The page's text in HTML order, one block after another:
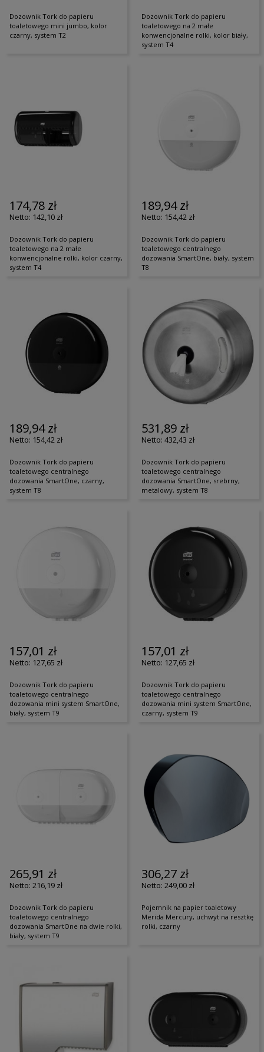
Dozownik Tork do papieru
toaletowego mini jumbo, kolor
czarny, system T2
Dozownik Tork do papieru
toaletowego na 2 małe
konwencjonalne rolki, kolor biały,
system T4
174,78 zł
142,10 zł
Dozownik Tork do papieru
toaletowego na 2 małe
konwencjonalne rolki, kolor czarny,
system T4
189,94 zł
154,42 zł
Dozownik Tork do papieru
toaletowego centralnego
dozowania SmartOne, biały, system
T8
189,94 zł
154,42 zł
Dozownik Tork do papieru
toaletowego centralnego
dozowania SmartOne, czarny,
system T8
531,89 zł
432,43 zł
Dozownik Tork do papieru
toaletowego centralnego
dozowania SmartOne, srebrny,
metalowy, system T8
157,01 zł
127,65 zł
Dozownik Tork do papieru
toaletowego centralnego
dozowania mini system SmartOne,
biały, system T9
157,01 zł
127,65 zł
Dozownik Tork do papieru
toaletowego centralnego
dozowania mini system SmartOne,
czarny, system T9
265,91 zł
216,19 zł
Dozownik Tork do papieru
toaletowego centralnego
dozowania SmartOne na dwie rolki,
biały, system T9
306,27 zł
249,00 zł
Pojemnik na papier toaletowy
Merida Mercury, uchwyt na resztkę
rolki, czarny